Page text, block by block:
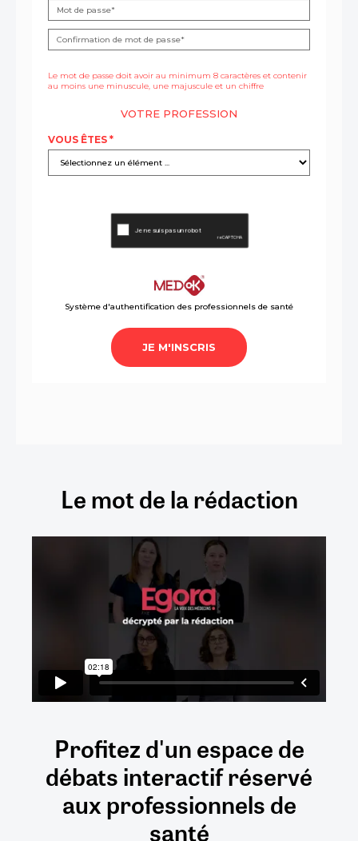
Le mot de la rédaction
Profitez d'un espace de
débatsinteractifréservé
auxprofessionnels de
santé